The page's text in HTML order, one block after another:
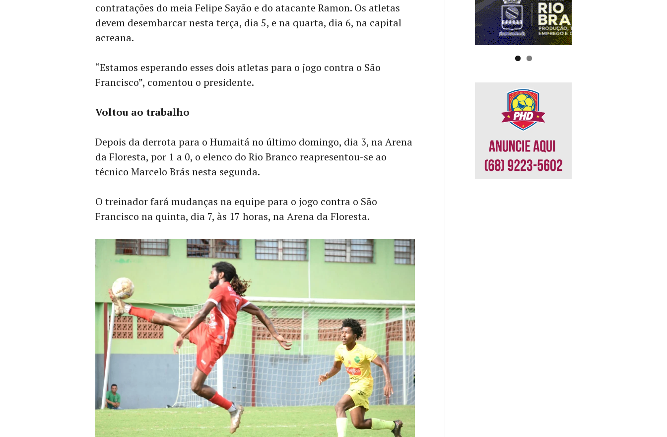
contratações do meia Felipe Sayão e do atacante Ramon. Os atletas
devem desembarcar nesta terça, dia 5, e na quarta, dia 6, na capital
acreana.
“Estamos esperando esses dois atletas para o jogo contra o São
Francisco”, comentou o presidente.
Voltou ao trabalho
Depois da derrota para o Humaitá no último domingo, dia 3, na Arena
da Floresta, por 1 a 0, o elenco do Rio Branco reapresentou-se ao
técnico Marcelo Brás nesta segunda.
O treinador fará mudanças na equipe para o jogo contra o São
Francisco na quinta, dia 7, às 17 horas, na Arena da Floresta.